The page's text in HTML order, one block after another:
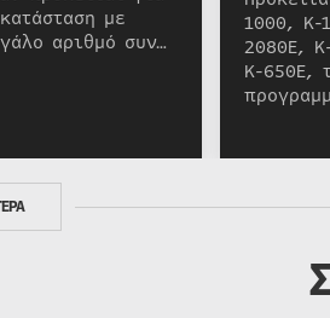
με
αριθμό συν…
1000, K-
2080E,
K-650E,